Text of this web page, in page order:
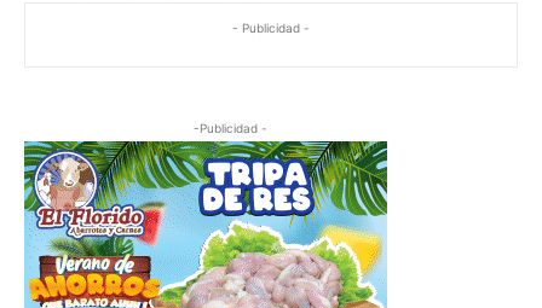
- Publicidad -
-Publicidad -